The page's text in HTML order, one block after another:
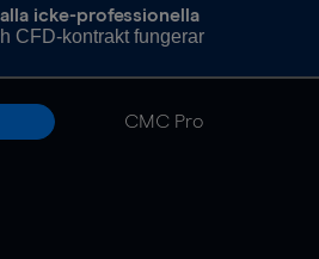
icke-professionella
CFD-kontrakt fungerar
CMC Pro